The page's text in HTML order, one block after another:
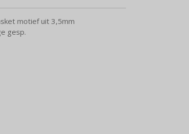
motief uit 3,5mm
gesp.